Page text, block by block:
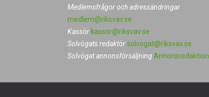
Medlemsfrågor och adressändringar
medlem@riksvav.se
Kassör kassor@riksvav.se
Solvögats redaktörsolvogat@riksvav.se
Solvögat annonsförsäljning Annonsredaktion